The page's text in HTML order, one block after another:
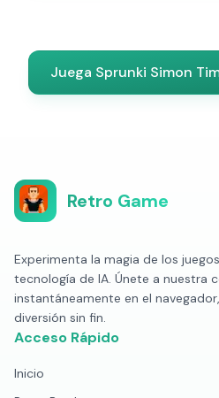
Juega Sprunki Simon
Retro Game
Experimenta la magia de los
tecnología de IA. Únete a nuestra
instantáneamente en el
diversión sin fin.
Acceso Rápido
Inicio